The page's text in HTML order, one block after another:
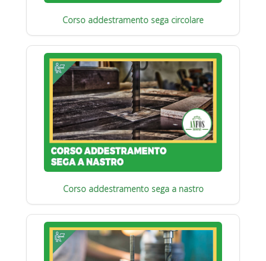
Corso addestramento sega circolare
Corso addestramento sega a nastro